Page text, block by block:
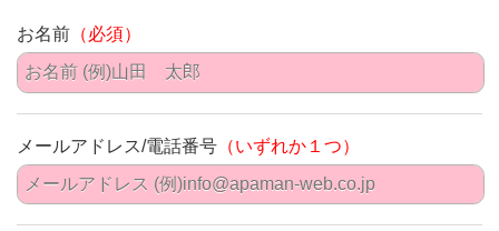
お名前 （必須）
メールアドレス/電話番号 （いずれか１つ）